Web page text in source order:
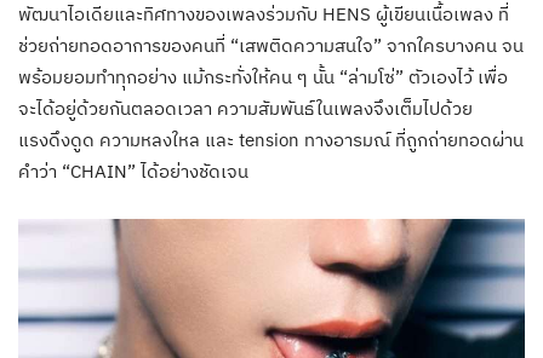
พัฒนาไอเดียและทิศทางของเพลงร่วมกับ HENS ผู้เขียนเนื้อเพลง ที่
ช่วยถ่ายทอดอาการของคนที่ “เสพติดความสนใจ” จากใครบางคน จน
พร้อมยอมทำทุกอย่าง แม้กระทั่งให้คน ๆ นั้น “ล่ามโซ่” ตัวเองไว้ เพื่อ
จะได้อยู่ด้วยกันตลอดเวลา ความสัมพันธ์ในเพลงจึงเต็มไปด้วย
แรงดึงดูด ความหลงใหล และ tension ทางอารมณ์ ที่ถูกถ่ายทอดผ่าน
คำว่า “CHAIN” ได้อย่างชัดเจน